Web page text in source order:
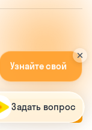
ьзнаний
Задать вопрос